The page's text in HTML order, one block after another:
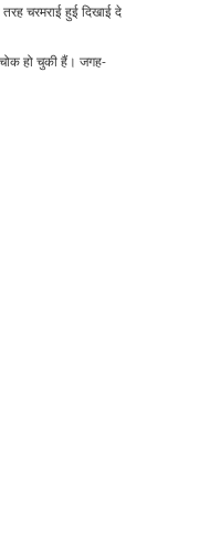
चरमराई हुई दिखाई दे
चोक हो चुकी हैं। जगह-